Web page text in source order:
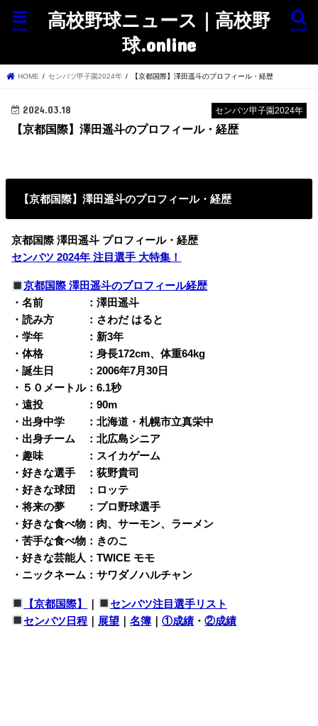
高校野球ニュース｜高校野
球.online
search
menu
HOME センバツ甲子園2024年 【京都国際】澤田遥斗のプロフィール・経歴
センバツ甲子園2024年
2024.03.18
【京都国際】澤田遥斗のプロフィール・経歴
【京都国際】澤田遥斗のプロフィール・経歴
京都国際 澤田遥斗 プロフィール・経歴
センバツ 2024年 注目選手 大特集！
京都国際 澤田遥斗のプロフィール経歴
・名前 ：澤田遥斗
・読み方 ：さわだ はると
・学年 ：新3年
・体格 ：身長172cm、体重64kg
・誕生日 ：2006年7月30日
・５０メートル：6.1秒
・遠投 ：90m
・出身中学 ：北海道・札幌市立真栄中
・出身チーム ：北広島シニア
・趣味 ：スイカゲーム
・好きな選手 ：荻野貴司
・好きな球団 ：ロッテ
・将来の夢 ：プロ野球選手
・好きな食べ物：肉、サーモン、ラーメン
・苦手な食べ物：きのこ
・好きな芸能人：TWICE モモ
・ニックネーム：サワダノハルチャン
【京都国際】 ｜
センバツ注目選手リスト
センバツ日程 ｜ 展望 ｜名簿 ｜①成績 ・②成績